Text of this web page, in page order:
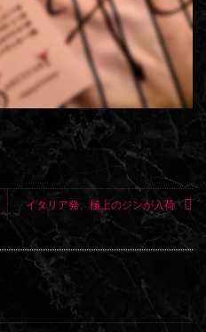
イタリア発、極上のジンが入荷